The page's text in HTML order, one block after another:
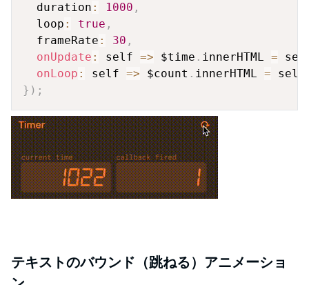
  duration
: 1000 ,
  loop
: true ,
  frameRate
: 30 ,
onUpdate : self => $time . innerHTML =
onLoop : self => $count . innerHTML = self
} ) ;
テキストのバウンド（跳ねる）アニメーショ